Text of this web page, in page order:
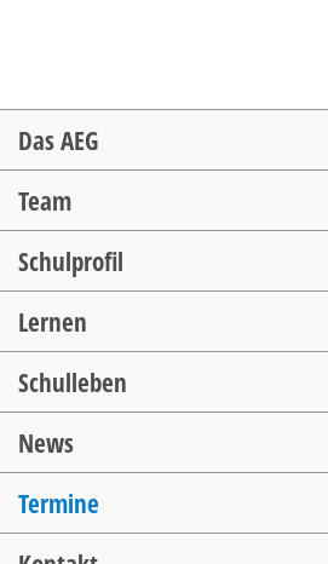
Navigation
überspringen
Das AEG
Team
Schulprofil
Lernen
Schulleben
News
Termine